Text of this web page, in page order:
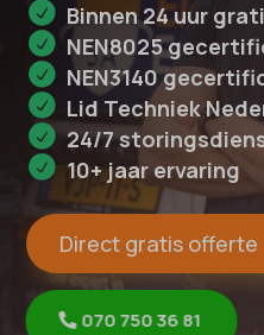
Binnen 24 uur
NEN8025
NEN3140
Lid Techniek
24/7
10+ jaar ervaring
Direct gratis offerte
070 750 36 81